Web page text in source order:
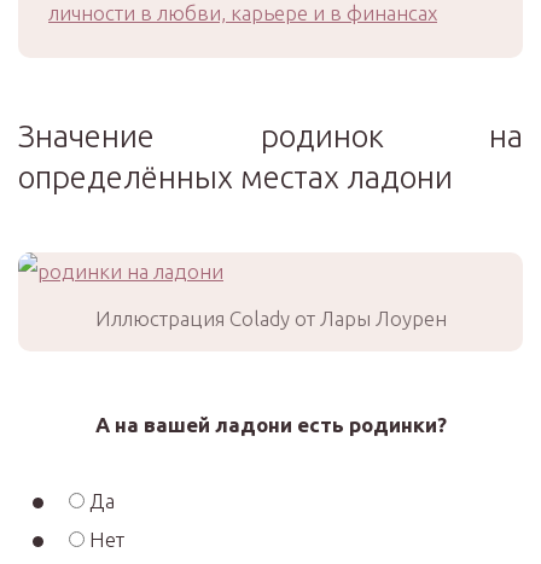
личности в любви, карьере и в финансах
Значение родинок на
определённых местах ладони
Иллюстрация Colady от Лары Лоурен
А на вашей ладони есть родинки?
Да
Нет